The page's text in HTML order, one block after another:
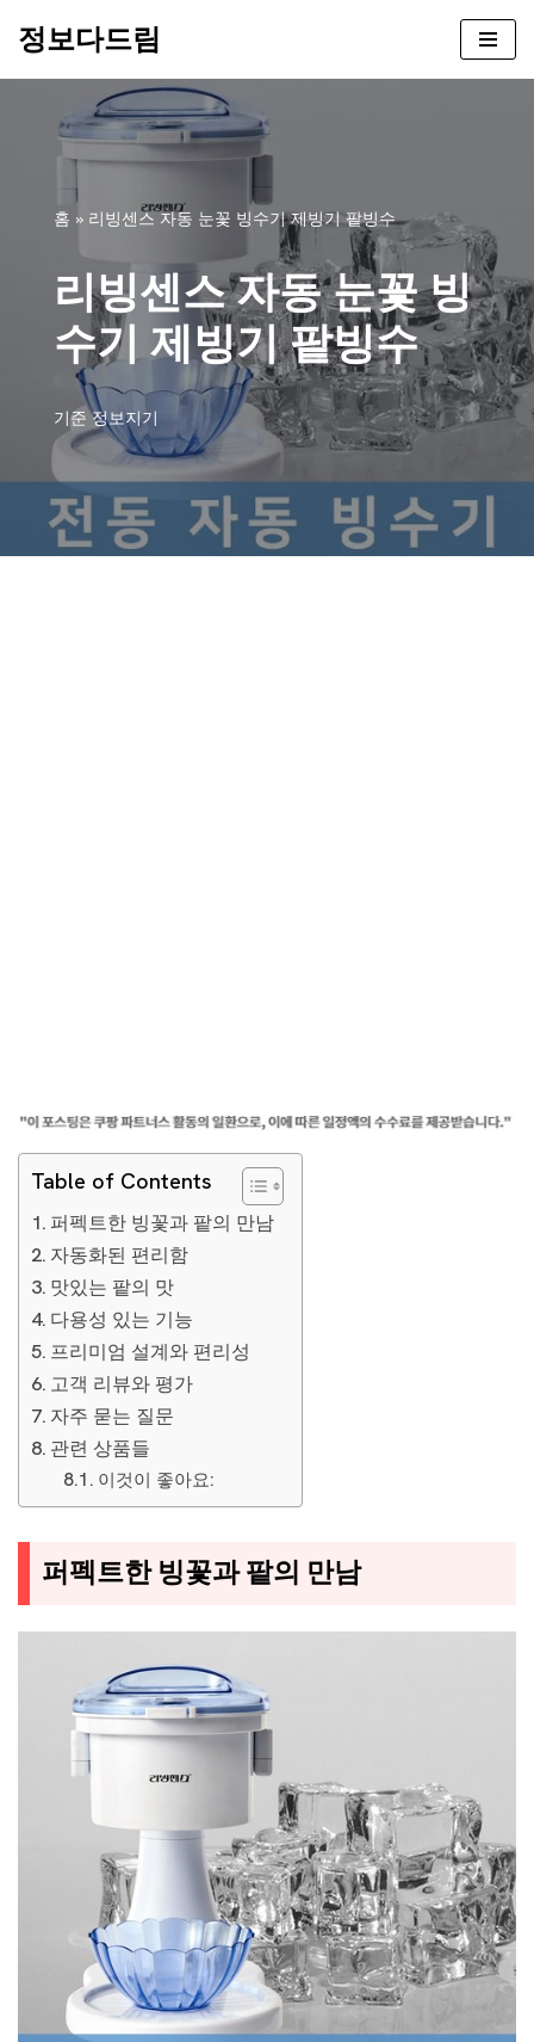
정보다드림
홈 » 리빙센스 자동 눈꽃 빙수기 제빙기 팥빙수
리빙센스 자동 눈꽃 빙
수기 제빙기 팥빙수
기준정보지기
Table of Contents
퍼펙트한 빙꽃과 팥의 만남
자동화된 편리함
맛있는 팥의 맛
다용성 있는 기능
프리미엄 설계와 편리성
고객 리뷰와 평가
자주 묻는 질문
관련 상품들
이것이 좋아요:
퍼펙트한 빙꽃과 팥의 만남